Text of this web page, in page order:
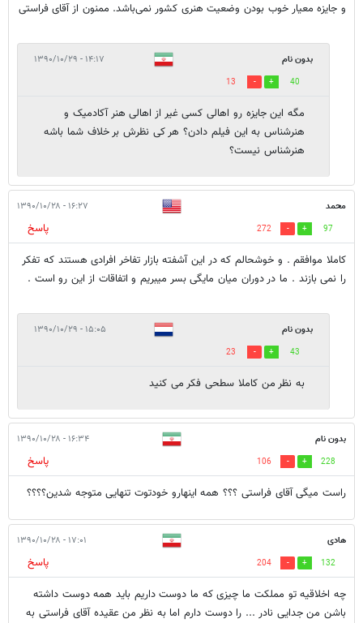
و جایزه معیار خوب بودن وضعیت هنری کشور نمی‌باشد. ممنون از آقای فراستی
بدون نام ۱۴:۱۷ - ۱۳۹۰/۱۰/۲۹
40
13
مگه این جایزه رو اهالی کسی غیر از اهالی هنر آکادمیک و
هنرشناس به این فیلم دادن؟ هر کی نظرش بر خلاف شما باشه
هنرشناس نیست؟
محمد ۱۶:۲۷ - ۱۳۹۰/۱۰/۲۸
97
272
پاسخ
کاملا موافقم . و خوشحالم که در این آشفته بازار تفاخر افرادی هستند که تفکر
را نمی بازند . ما در دوران میان مایگی بسر میبریم و اتفاقات از این رو است .
بدون نام ۱۵:۰۵ - ۱۳۹۰/۱۰/۲۹
43
23
به نظر من کاملا سطحی فکر می کنید
بدون نام ۱۶:۳۴ - ۱۳۹۰/۱۰/۲۸
228
106
پاسخ
راست میگی آقای فراستی ؟؟؟ همه اینهارو خودتوت تنهایی متوجه شدین؟؟؟؟
هادی ۱۷:۰۱ - ۱۳۹۰/۱۰/۲۸
132
204
پاسخ
چه اخلاقیه تو مملکت ما چیزی که ما دوست داریم باید همه دوست داشته
باشن من جدایی نادر ... را دوست دارم اما به نظر من عقیده آقای فراستی به